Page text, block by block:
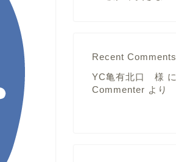
Recent Comments
YC亀有北口 様 に
Commenter より